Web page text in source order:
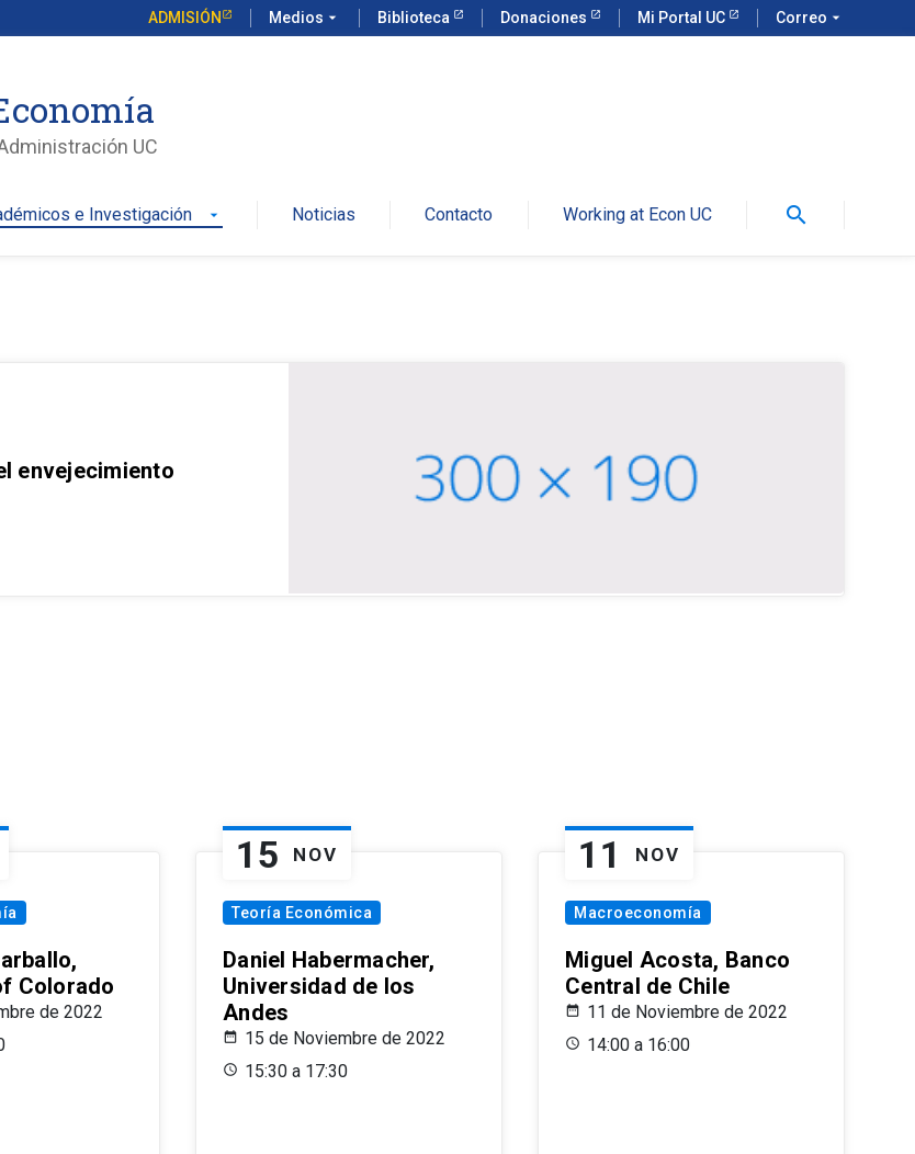
ADMISIÓN Medios arrow_drop_down Biblioteca Donaciones Mi Portal UC Correo arrow_drop_down
UC
e Investigación arrow_drop_down Noticias Contacto Working at Econ UC search
envejecimiento
Colorado
de 2022
15 NOV
Teoría Económica
Daniel Habermacher,
Universidad de los
Andes
15 de Noviembre de 2022
15:30 a 17:30
11 NOV
Macroeconomía
Miguel Acosta, Banco
Central de Chile
11 de Noviembre de 2022
14:00 a 16:00